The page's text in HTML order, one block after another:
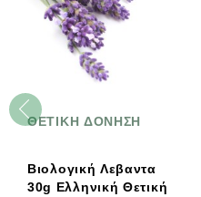
ΘΕΤΙΚΗ ΔΟΝΗΣΗ
Βιολογική Λεβαντα
30g Ελληνική Θετική